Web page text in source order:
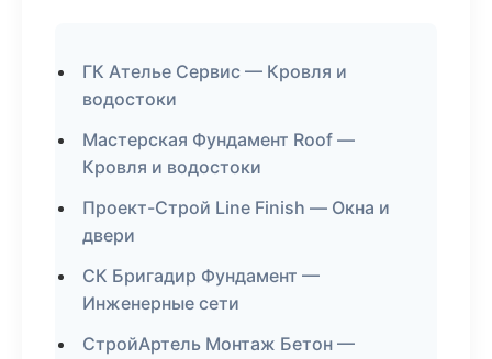
ГК Ателье Сервис — Кровля и
водостоки
Мастерская Фундамент Roof —
Кровля и водостоки
Проект-Строй Line Finish — Окна и
двери
СК Бригадир Фундамент —
Инженерные сети
СтройАртель Монтаж Бетон —